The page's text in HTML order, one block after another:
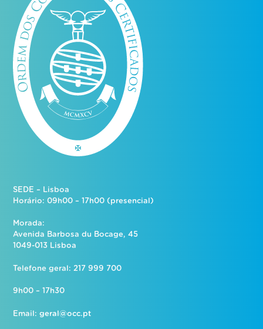
SEDE – Lisboa
Horário: 09h00 – 17h00 (presencial)
Morada:
Avenida Barbosa du Bocage, 45
1049-013 Lisboa
Telefone geral: 217 999 700
9h00 – 17h30
Email:geral@occ.pt